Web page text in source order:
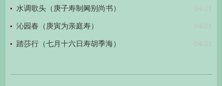
04/21
水调歌头（庚子寿制阃别尚书）
04/21
沁园春（庚寅为亲庭寿）
04/21
踏莎行（七月十六日寿胡季海）